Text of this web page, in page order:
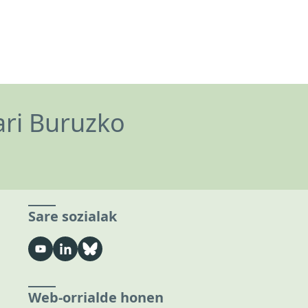
Buruzko
Sare sozialak
Web-orrialde honen